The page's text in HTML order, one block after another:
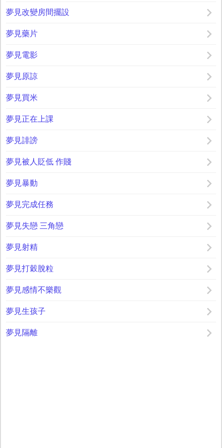
夢見改變房間擺設
夢見藥片
夢見電影
夢見原諒
夢見買米
夢見正在上課
夢見誹謗
夢見被人貶低 作賤
夢見暴動
夢見完成任務
夢見失戀 三角戀
夢見射精
夢見打穀脫粒
夢見感情不樂觀
夢見生孩子
夢見隔離